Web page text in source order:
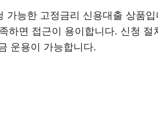
능한 고정금리 신용대출 상품입
하면 접근이 용이합니다. 신청 절
운용이 가능합니다.